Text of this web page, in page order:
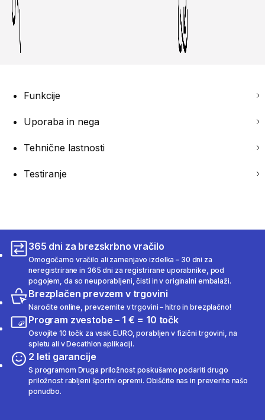
Funkcije
Uporaba in nega
Tehnične lastnosti
Testiranje
365 dni za brezskrbno vračilo
Omogočamo vračilo ali zamenjavo izdelka – 30 dni za
neregistrirane in 365 dni za registrirane uporabnike, pod
pogojem, da so neuporabljeni, čisti in v originalni embalaži.
Brezplačen prevzem v trgovini
Naročite online, prevzemite v trgovini – hitro in brezplačno!
Program zvestobe – 1 € = 10 točk
Osvojite 10 točk za vsak EURO, porabljen v fizični trgovini, na
spletu ali v Decathlon aplikaciji.
2 leti garancije
S programom Druga priložnost poskušamo podariti drugo
priložnost rabljeni športni opremi. Obiščite nas in preverite našo
ponudbo.